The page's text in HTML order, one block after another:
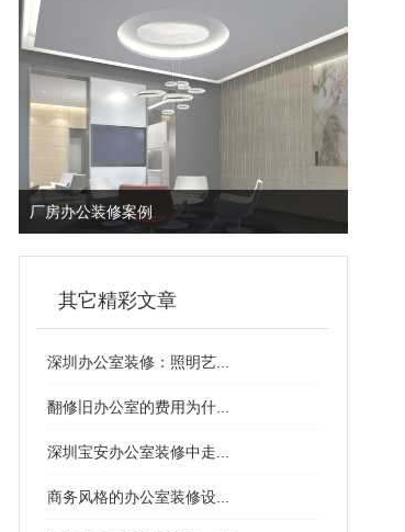
厂房办公装修案例
其它精彩文章
深圳办公室装修：照明艺...
翻修旧办公室的费用为什...
深圳宝安办公室装修中走...
商务风格的办公室装修设...